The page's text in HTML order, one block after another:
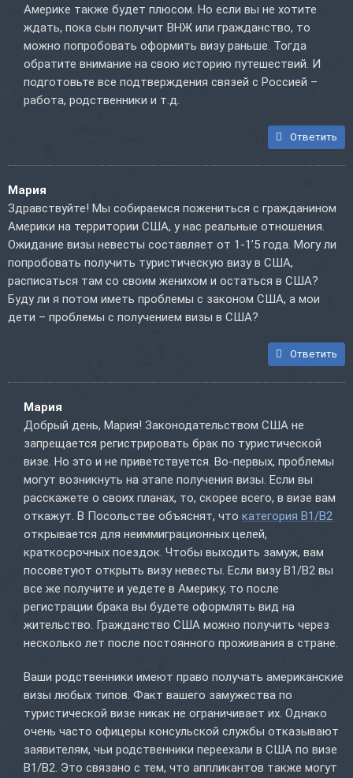
Америке также будет плюсом. Но если вы не хотите
ждать, пока сын получит ВНЖ или гражданство, то
можно попробовать оформить визу раньше. Тогда
обратите внимание на свою историю путешествий. И
подготовьте все подтверждения связей с Россией –
работа, родственники и т.д.
Ответить
Мария
Здравствуйте! Мы собираемся пожениться с гражданином
Америки на территории США, у нас реальные отношения.
Ожидание визы невесты составляет от 1-1’5 года. Могу ли
попробовать получить туристическую визу в США,
расписаться там со своим женихом и остаться в США?
Буду ли я потом иметь проблемы с законом США, а мои
дети – проблемы с получением визы в США?
Ответить
Мария
Добрый день, Мария! Законодательством США не
запрещается регистрировать брак по туристической
визе. Но это и не приветствуется. Во-первых, проблемы
могут возникнуть на этапе получения визы. Если вы
расскажете о своих планах, то, скорее всего, в визе вам
откажут. В Посольстве объяснят, что категория B1/B2
открывается для неиммиграционных целей,
краткосрочных поездок. Чтобы выходить замуж, вам
посоветуют открыть визу невесты. Если визу B1/B2 вы
все же получите и уедете в Америку, то после
регистрации брака вы будете оформлять вид на
жительство. Гражданство США можно получить через
несколько лет после постоянного проживания в стране.
Ваши родственники имеют право получать американские
визы любых типов. Факт вашего замужества по
туристической визе никак не ограничивает их. Однако
очень часто офицеры консульской службы отказывают
заявителям, чьи родственники переехали в США по визе
B1/B2. Это связано с тем, что аппликантов также могут